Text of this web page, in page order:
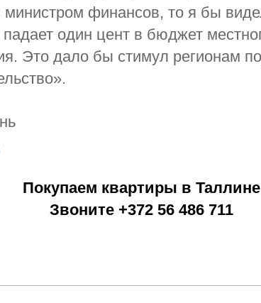
финансов, то я бы
один цент в бюджет
Это дало бы стимул регионам
Покупаем квартиры в Таллине
Звоните +372 56 486 711